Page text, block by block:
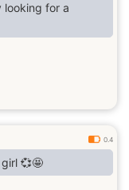
looking for a
0.4
💞🤩